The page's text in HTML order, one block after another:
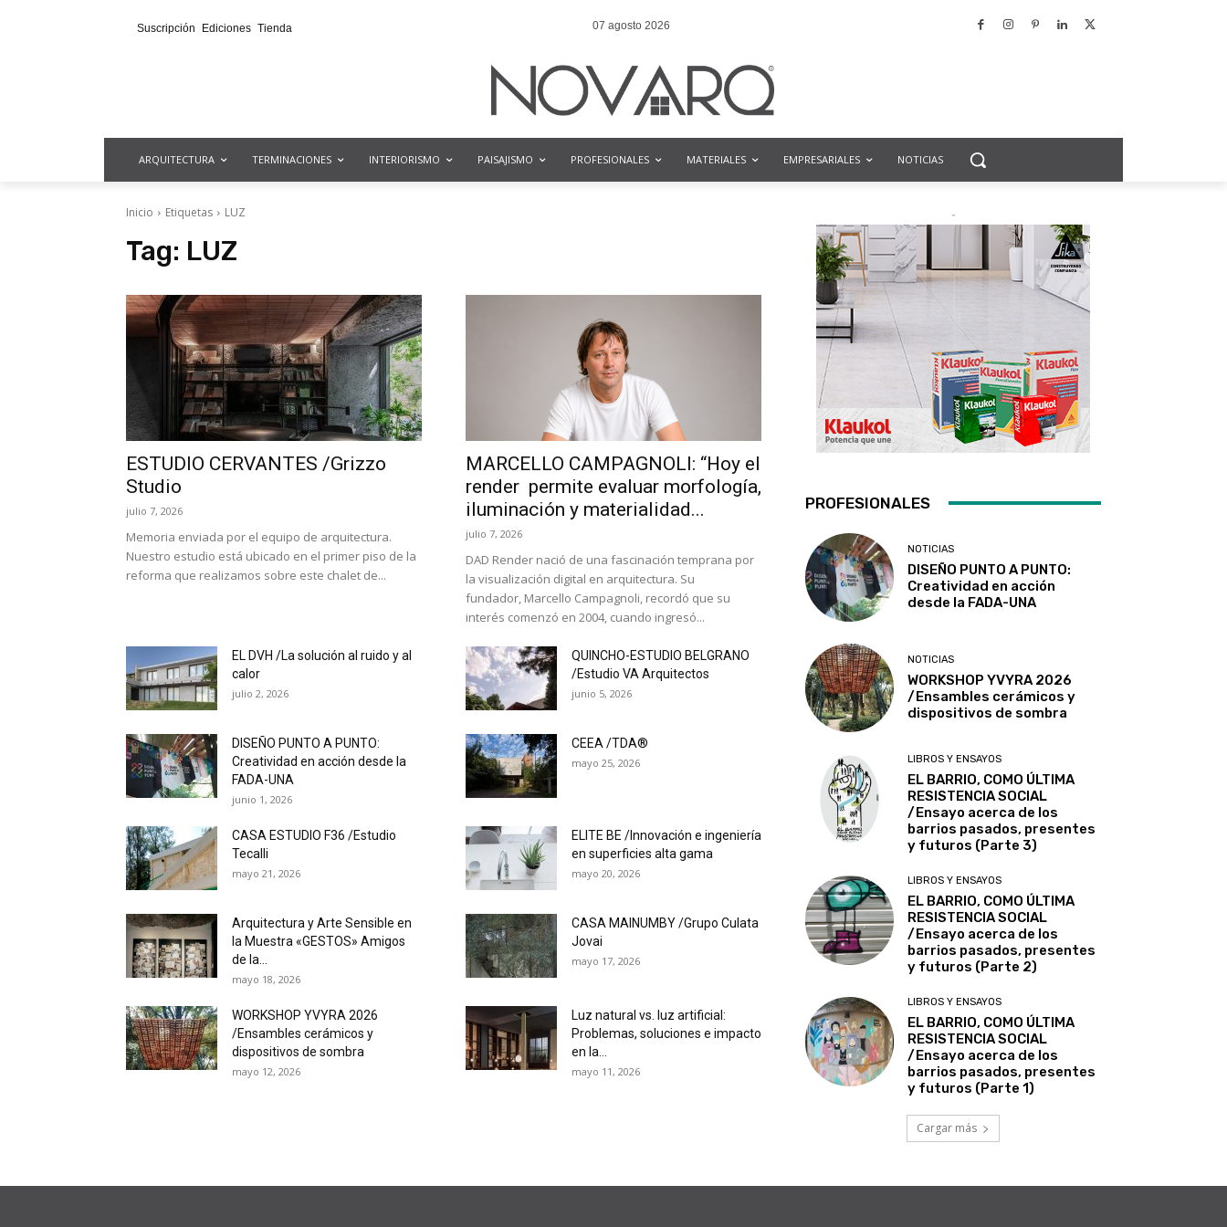
Suscripción Ediciones Tienda 07 agosto 2026
ARQUITECTURA TERMINACIONES INTERIORISMO PAISAJISMO PROFESIONALES MATERIALES EMPRESARIALES NOTICIAS
Inicio Etiquetas LUZ
Tag: LUZ
ESTUDIO CERVANTES /Grizzo
Studio
julio 7, 2026
Memoria enviada por el equipo de arquitectura.
Nuestro estudio está ubicado en el primer piso de la
reforma que realizamos sobre este chalet de...
MARCELLO CAMPAGNOLI: “Hoy el
render permite evaluar morfología,
iluminación y materialidad...
julio 7, 2026
DAD Render nació de una fascinación temprana por
la visualización digital en arquitectura. Su
fundador, Marcello Campagnoli, recordó que su
interés comenzó en 2004, cuando ingresó...
EL DVH /La solución al ruido y al
calor
julio 2, 2026
QUINCHO-ESTUDIO BELGRANO
/Estudio VA Arquitectos
junio 5, 2026
DISEÑO PUNTO A PUNTO:
Creatividad en acción desde la
FADA-UNA
junio 1, 2026
CEEA /TDA®
mayo 25, 2026
CASA ESTUDIO F36 /Estudio
Tecalli
mayo 21, 2026
ELITE BE /Innovación e ingeniería
en superficies alta gama
mayo 20, 2026
Arquitectura y Arte Sensible en
la Muestra «GESTOS» Amigos
de la...
mayo 18, 2026
CASA MAINUMBY /Grupo Culata
Jovai
mayo 17, 2026
WORKSHOP YVYRA 2026
/Ensambles cerámicos y
dispositivos de sombra
mayo 12, 2026
Luz natural vs. luz artificial:
Problemas, soluciones e impacto
en la...
mayo 11, 2026
-
PROFESIONALES
NOTICIAS
DISEÑO PUNTO A PUNTO:
Creatividad en acción
desde la FADA-UNA
NOTICIAS
WORKSHOP YVYRA 2026
/Ensambles cerámicos y
dispositivos de sombra
LIBROS Y ENSAYOS
EL BARRIO, COMO ÚLTIMA
RESISTENCIA SOCIAL
/Ensayo acerca de los
barrios pasados, presentes
y futuros (Parte 3)
LIBROS Y ENSAYOS
EL BARRIO, COMO ÚLTIMA
RESISTENCIA SOCIAL
/Ensayo acerca de los
barrios pasados, presentes
y futuros (Parte 2)
LIBROS Y ENSAYOS
EL BARRIO, COMO ÚLTIMA
RESISTENCIA SOCIAL
/Ensayo acerca de los
barrios pasados, presentes
y futuros (Parte 1)
Cargar más